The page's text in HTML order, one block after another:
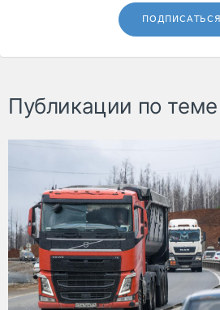
ПОДПИСАТЬСЯ
Публикации по теме